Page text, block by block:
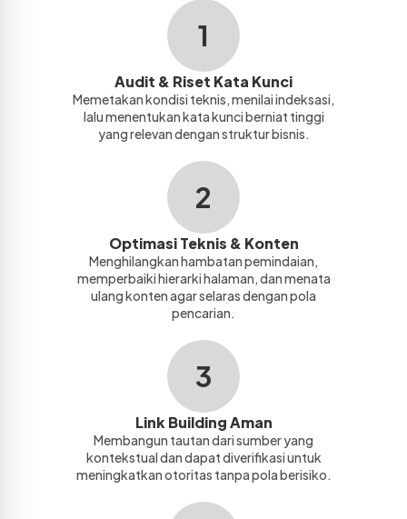
1
Audit & Riset Kata Kunci
Memetakan kondisi teknis, menilai indeksasi,
lalu menentukan kata kunci berniat tinggi
yang relevan dengan struktur bisnis.
2
Optimasi Teknis & Konten
Menghilangkan hambatan pemindaian,
memperbaiki hierarki halaman, dan menata
ulang konten agar selaras dengan pola
pencarian.
3
Link Building Aman
Membangun tautan dari sumber yang
kontekstual dan dapat diverifikasi untuk
meningkatkan otoritas tanpa pola berisiko.